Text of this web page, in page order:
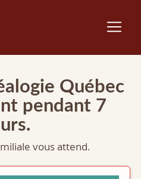
Québec
pendant 7
vous attend.